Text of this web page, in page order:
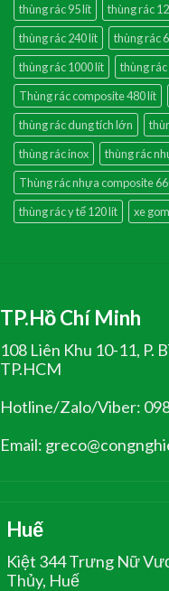
thùng rác 95 lít
thùng rác
thùng rác 240 lít
thùng rác
thùng rác 1000 lít
thùng
Thùng rác composite 480 lít
thùng rác dung tích lớn
thùng rác inox
thùng rác
Thùng rác nhựa composite
thùng rác y tế 120 lít
xe
TP.Hồ Chí Minh
108 Liên Khu 10-11, P.
TP.HCM
Hotline/Zalo/Viber:
Email:
Huế
Kiệt 344 Trưng Nữ
Thủy, Huế